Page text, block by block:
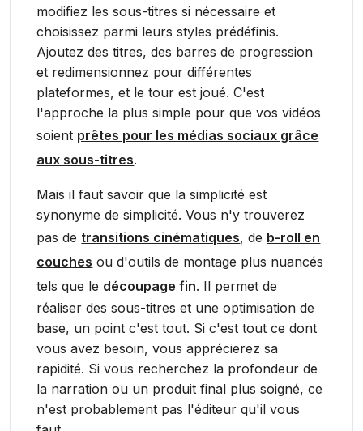
modifiez les sous-titres si nécessaire et
choisissez parmi leurs styles prédéfinis.
Ajoutez des titres, des barres de progression
et redimensionnez pour différentes
plateformes, et le tour est joué. C'est
l'approche la plus simple pour que vos vidéos
soient prêtes pour les médias sociaux grâce
aux sous-titres.
Mais il faut savoir que la simplicité est
synonyme de simplicité. Vous n'y trouverez
pas de transitions cinématiques, de b-roll en
couches ou d'outils de montage plus nuancés
tels que le découpage fin. Il permet de
réaliser des sous-titres et une optimisation de
base, un point c'est tout. Si c'est tout ce dont
vous avez besoin, vous apprécierez sa
rapidité. Si vous recherchez la profondeur de
la narration ou un produit final plus soigné, ce
n'est probablement pas l'éditeur qu'il vous